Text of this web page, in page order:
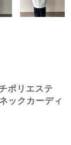
ポリエステ
ックカーディ